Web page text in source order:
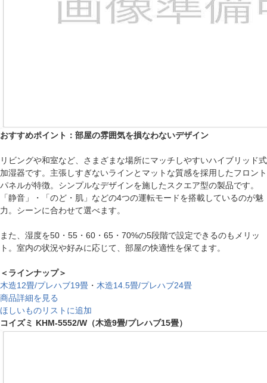
おすすめポイント：部屋の雰囲気を損なわないデザイン
リビングや和室など、さまざまな場所にマッチしやすいハイブリッド式
加湿器です。主張しすぎないラインとマットな質感を採用したフロント
パネルが特徴。シンプルなデザインを施したスクエア型の製品です。
「静音」・「のど・肌」などの4つの運転モードを搭載しているのが魅
力。シーンに合わせて選べます。
また、湿度を50・55・60・65・70%の5段階で設定できるのもメリッ
ト。室内の状況や好みに応じて、部屋の快適性を保てます。
＜ラインナップ＞
木造12畳/プレハブ19畳 ・ 木造14.5畳/プレハブ24畳
商品詳細を見る
ほしいものリストに追加
コイズミ KHM-5552/W（木造9畳/プレハブ15畳）